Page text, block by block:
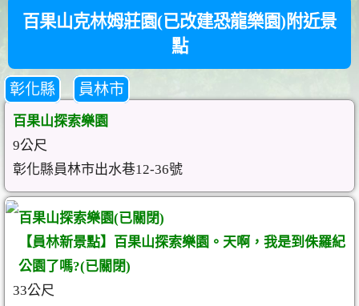
百果山克林姆莊園(已改建恐龍樂園)附近景
點
彰化縣 員林市
百果山探索樂園
9公尺
彰化縣員林市出水巷12-36號
百果山探索樂園(已關閉)
【員林新景點】百果山探索樂園。天啊，我是到侏羅紀
公園了嗎?(已關閉)
33公尺